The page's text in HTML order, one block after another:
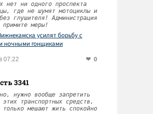
нет ни одного проспекта
где не шумят мотоциклы и
глушителя! Администрация
примите меры!
усилят борьбу с
ночными гонщиками
07:22 0
3341
нужно вообще запретить
этих транспортных средств,
только мешают жить спокойно